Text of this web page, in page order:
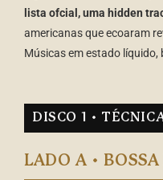
lista ofcial, uma hidden
americanas que ecoaram
Músicas em estado líquido,
DISCO 1 •
LADO A •